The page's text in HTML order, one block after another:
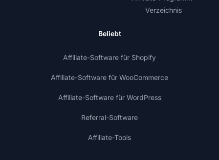
Verzeichnis
Beliebt
Affiliate-Software für Shopify
Affiliate-Software für WooCommerce
Affiliate-Software für WordPress
Referral-Software
Affiliate-Tools